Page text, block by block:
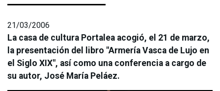
21/03/2006
La casa de cultura Portalea acogió, el 21 de marzo,
la presentación del libro "Armería Vasca de Lujo en
el Siglo XIX", así como una conferencia a cargo de
su autor, José María Peláez.